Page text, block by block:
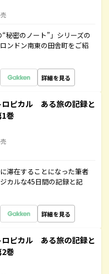
秘密のノート”」シリーズの
ンドン南東の田舎町をご紹
詳細を見る
ロピカル ある旅の記録と
巻
滞在することになった筆者
カルな45日間の記録と記
詳細を見る
ロピカル ある旅の記録と
巻